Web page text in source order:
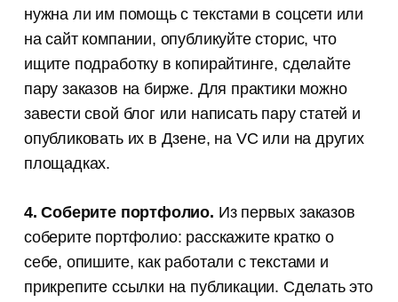
нужна ли им помощь с текстами в соцсети или
на сайт компании, опубликуйте сторис, что
ищите подработку в копирайтинге, сделайте
пару заказов на бирже. Для практики можно
завести свой блог или написать пару статей и
опубликовать их в Дзене, на VC или на других
площадках.
4. Соберите портфолио. Из первых заказов
соберите портфолио: расскажите кратко о
себе, опишите, как работали с текстами и
прикрепите ссылки на публикации. Сделать это